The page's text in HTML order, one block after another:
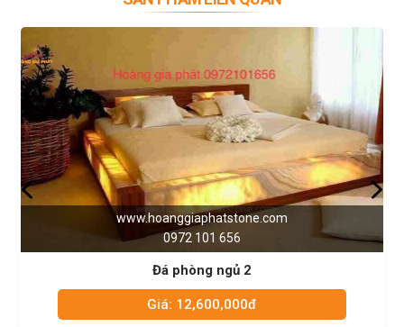
nghiệt,bền bỉ theo thời gian,những vân tự nhiên rất sang trọng
Trong khi đó,
đá nhân tạođược làm từ cốt đá tự nhiên và các chất
phụ gia, có độ thẩm mỹ cao, dễ lau chùi và có nhiều màu sắc, họa
tiết và kích thước. Thế nhưng, đá nhân tạo cũng dễ bị trầy xước,
bong tróc và không chịu được nhiệt độ cao.
Vì thế, bạn có thể cân nhắc về mặt tài chính, sở thích và không gian
phòng ngủ để chọn chất liệu đá là tự nhiên hay nhân tạo cho phù
hợp.
Giá thành của đá ốp tường
Một điều bạn cũng cần quan tâm trước khi có ý định mua và thi
phẩm. Tùy vào khả năng tài chính, bạn nên chọn những loại đá có
giá thành hợp lý, phù hợp với túi tiền và nhu cầu của mình.
Trong quá trình mua, bạn nên tìm hiểu và so sánh giá, chất lượng
www.hoanggiaphatstone.com
0972 101 656
Đá phòng ngủ 2
Giá: 12,600,000đ